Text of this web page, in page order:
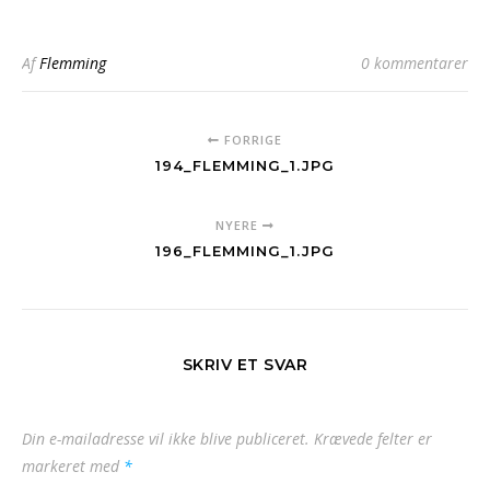
AfFlemming 0 kommentarer
FORRIGE
194_FLEMMING_1.JPG
NYERE
196_FLEMMING_1.JPG
SKRIV ET SVAR
Din e-mailadresse vil ikke blive publiceret. Krævede felter er
markeret med *